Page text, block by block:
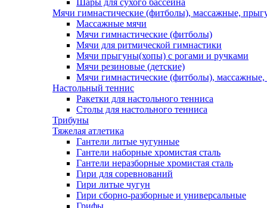
Шары для сухого бассейна
Мячи гимнастические (фитболы), массажные,
Массажные мячи
Мячи гимнастические (фитболы)
Мячи для ритмической гимнастики
Мячи прыгуны(хопы) с рогами и ручками
Мячи резиновые (детские)
Мячи гимнастические (фитболы),
Настольный теннис
Ракетки для настольного тенниса
Столы для настольного тенниса
Трибуны
Тяжелая атлетика
Гантели литые чугунные
Гантели наборные хромистая сталь
Гантели неразборные хромистая сталь
Гири для соревнований
Гири литые чугун
Гири сборно-разборные и универсальные
Грифы